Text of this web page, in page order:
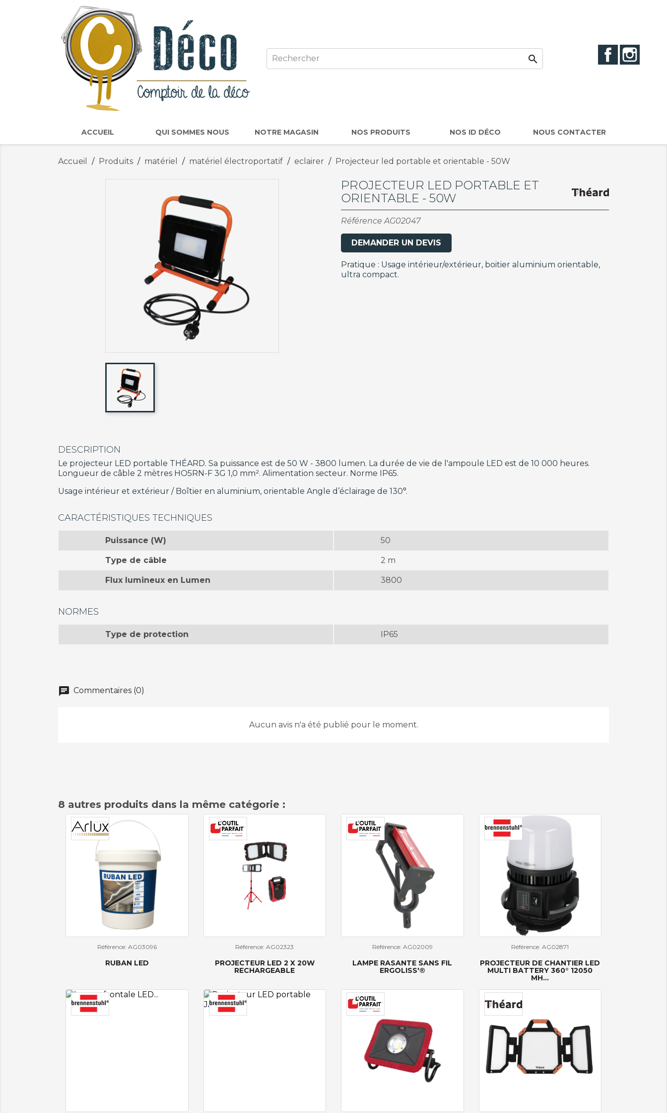

Facebook
ACCUEIL QUI SOMMES NOUS NOTRE MAGASIN NOS PRODUITS NOS ID DÉCO NOUS CONTACTER
Accueil Produits matériel matériel électroportatif eclairer Projecteur led portable et orientable - 50W
PROJECTEUR LED PORTABLE ET
ORIENTABLE - 50W
Référence AG02047
DEMANDER UN DEVIS
Pratique : Usage intérieur/extérieur, boitier aluminium orientable,
ultra compact.
DESCRIPTION
Le projecteur LED portable THÉARD. Sa puissance est de 50 W - 3800 lumen. La durée de vie de l'ampoule LED est de 10 000 heures.
Longueur de câble 2 mètres HO5RN-F 3G 1,0 mm². Alimentation secteur. Norme IP65.
Usage intérieur et extérieur / Boîtier en aluminium, orientable Angle d’éclairage de 130°.
CARACTÉRISTIQUES TECHNIQUES
Puissance (W) 50
Type de câble 2 m
Flux lumineux en Lumen 3800
NORMES
Type de protection IP65
chat Commentaires (0)
Aucun avis n'a été publié pour le moment.
8 autres produits dans la même catégorie :
Référence: AG03096
RUBAN LED
Référence: AG02323
PROJECTEUR LED 2 X 20W
RECHARGEABLE
Référence: AG02009
LAMPE RASANTE SANS FIL
ERGOLISS'®
Référence: AG02871
PROJECTEUR DE CHANTIER LED
MULTI BATTERY 360° 12050
MH...